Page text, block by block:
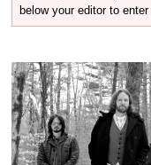
below your editor to enter